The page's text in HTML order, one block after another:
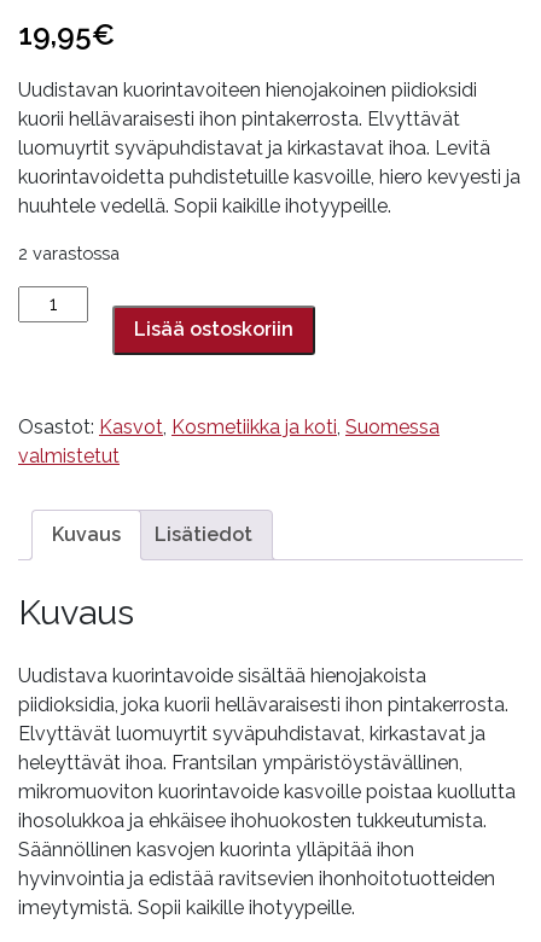
19,95€
Uudistavan kuorintavoiteen hienojakoinen piidioksidi
kuorii hellävaraisesti ihon pintakerrosta. Elvyttävät
luomuyrtit syväpuhdistavat ja kirkastavat ihoa. Levitä
kuorintavoidetta puhdistetuille kasvoille, hiero kevyesti ja
huuhtele vedellä. Sopii kaikille ihotyypeille.
2 varastossa
Uudistava
kuorintavoide,
määrä
Lisää ostoskoriin
Osastot: Kasvot Kosmetiikka ja koti Suomessa
valmistetut
Kuvaus Lisätiedot
Kuvaus
Uudistava kuorintavoide sisältää hienojakoista
piidioksidia, joka kuorii hellävaraisesti ihon pintakerrosta.
Elvyttävät luomuyrtit syväpuhdistavat, kirkastavat ja
heleyttävät ihoa. Frantsilan ympäristöystävällinen,
mikromuoviton kuorintavoide kasvoille poistaa kuollutta
ihosolukkoa ja ehkäisee ihohuokosten tukkeutumista.
Säännöllinen kasvojen kuorinta ylläpitää ihon
hyvinvointia ja edistää ravitsevien ihonhoitotuotteiden
imeytymistä. Sopii kaikille ihotyypeille.